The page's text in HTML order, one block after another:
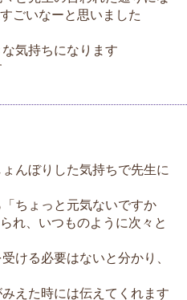
ごいなーと思いました
気持ちになります
んぼりした気持ちで先生に
ちょっと元気ないですか
れ、いつものように次々と
ける必要はないと分かり、
えた時には伝えてくれます